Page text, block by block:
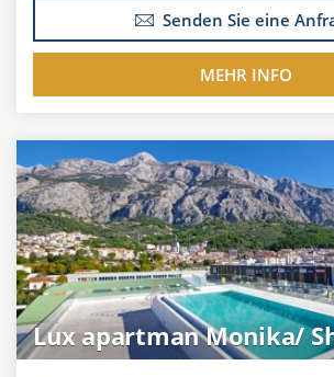
Senden Sie eine
MEHR INFO
Lux apartman Monika/